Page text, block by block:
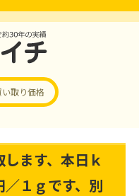
い取り価格
ます、本日ｋ
１ｇです、別